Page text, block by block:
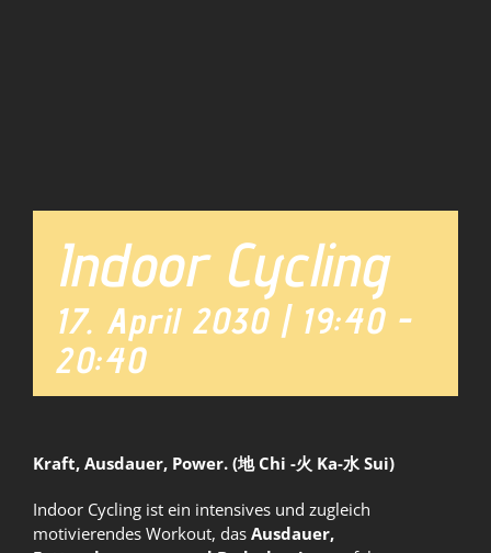
Indoor Cycling
17. April 2030 | 19:40-
20:40
Kraft, Ausdauer, Power. (地 Chi -火 Ka-水 Sui)
Indoor Cycling ist ein intensives und zugleich
motivierendes Workout, das Ausdauer,